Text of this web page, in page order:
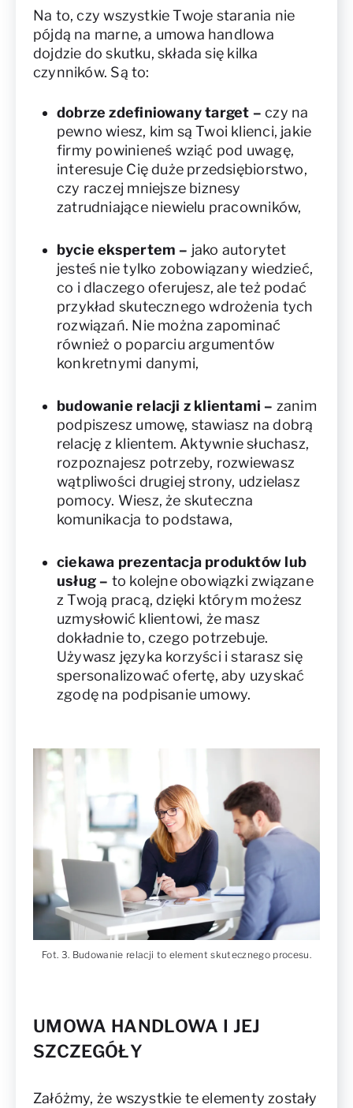
Na to, czy wszystkie Twoje starania nie
pójdą na marne, a umowa handlowa
dojdzie do skutku, składa się kilka
czynników. Są to:
dobrze zdefiniowany target –czy na
pewno wiesz, kim są Twoi klienci, jakie
firmy powinieneś wziąć pod uwagę,
interesuje Cię duże przedsiębiorstwo,
czy raczej mniejsze biznesy
zatrudniające niewielu pracowników,
bycie ekspertem – jako autorytet
jesteś nie tylko zobowiązany wiedzieć,
co i dlaczego oferujesz, ale też podać
przykład skutecznego wdrożenia tych
rozwiązań. Nie można zapominać
również o poparciu argumentów
konkretnymi danymi,
budowanie relacji z klientami – zanim
podpiszesz umowę, stawiasz na dobrą
relację z klientem. Aktywnie słuchasz,
rozpoznajesz potrzeby, rozwiewasz
wątpliwości drugiej strony, udzielasz
pomocy. Wiesz, że skuteczna
komunikacja to podstawa,
ciekawa prezentacja produktów lub
usług – to kolejne obowiązki związane
z Twoją pracą, dzięki którym możesz
uzmysłowić klientowi, że masz
dokładnie to, czego potrzebuje.
Używasz języka korzyści i starasz się
spersonalizować ofertę, aby uzyskać
zgodę na podpisanie umowy.
Fot. 3. Budowanie relacji to element skutecznego procesu.
UMOWA HANDLOWA I JEJ
SZCZEGÓŁY
Załóżmy, że wszystkie te elementy zostały